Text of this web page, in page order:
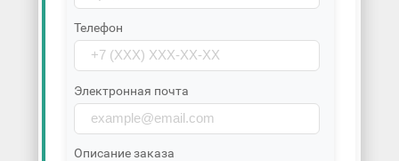
Телефон
Электронная почта
Описание заказа